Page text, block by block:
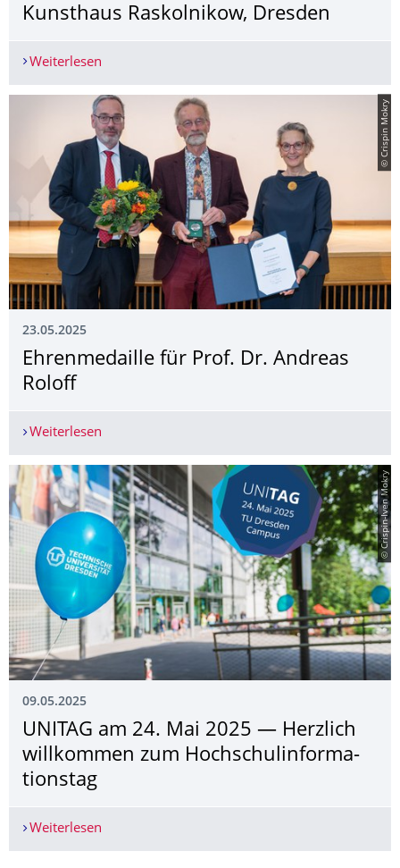
Kunsthaus Raskolnikow, Dresden
Weiterlesen
© Crispin Mokry
23.05.2025
Ehrenmedaille für Prof. Dr. Andreas
Roloff
Weiterlesen
© Crispin-Iven Mokry
09.05.2025
UNITAG am 24. Mai 2025 — Herzlich
willkommen zum Hochschulinforma­
tionstag
Weiterlesen